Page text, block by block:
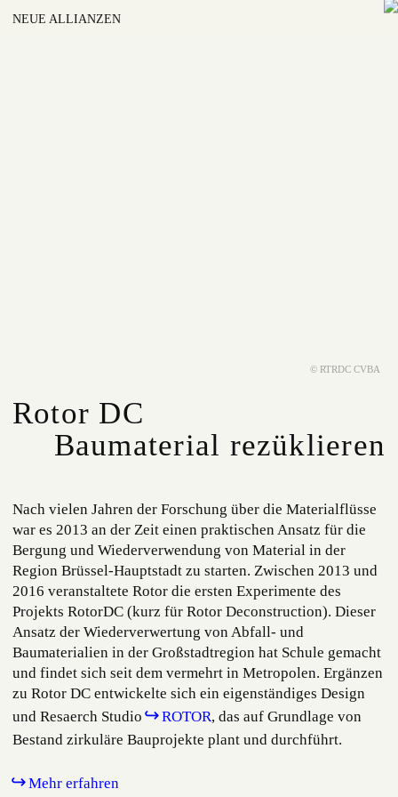
NEUE ALLIANZEN
© RTRDC CVBA
Rotor DC
Baumaterial rezüklieren
Nach vielen Jahren der Forschung über die Materialflüsse
war es 2013 an der Zeit einen praktischen Ansatz für die
Bergung und Wiederverwendung von Material in der
Region Brüssel-Hauptstadt zu starten. Zwischen 2013 und
2016 veranstaltete Rotor die ersten Experimente des
Projekts RotorDC (kurz für Rotor Deconstruction). Dieser
Ansatz der Wiederverwertung von Abfall- und
Baumaterialien in der Großstadtregion hat Schule gemacht
und findet sich seit dem vermehrt in Metropolen. Ergänzen
zu Rotor DC entwickelte sich ein eigenständiges Design
und Resaerch Studio
ROTOR, das auf Grundlage von
Bestand zirkuläre Bauprojekte plant und durchführt.
Mehr erfahren